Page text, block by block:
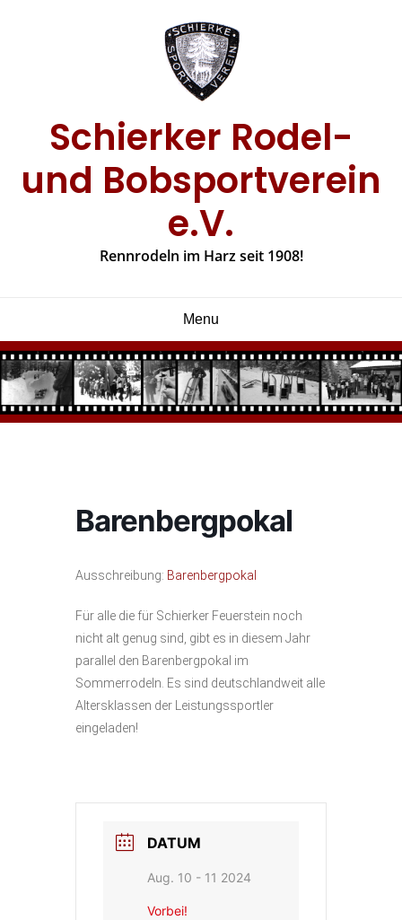
Schierker Rodel-
und Bobsportverein
e.V.
Rennrodeln im Harz seit 1908!
Menu
Barenbergpokal
Ausschreibung: Barenbergpokal
Für alle die für Schierker Feuerstein noch
nicht alt genug sind, gibt es in diesem Jahr
parallel den Barenbergpokal im
Sommerrodeln. Es sind deutschlandweit alle
Altersklassen der Leistungssportler
eingeladen!
DATUM
Aug. 10 - 11 2024
Vorbei!